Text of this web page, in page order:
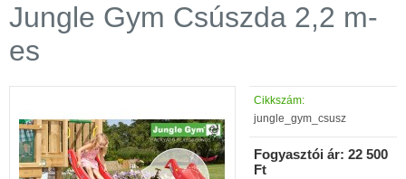
Jungle Gym Csúszda 2,2 m-
es
Cikkszám:
jungle_gym_csusz
Fogyasztói ár: 22 500
Ft